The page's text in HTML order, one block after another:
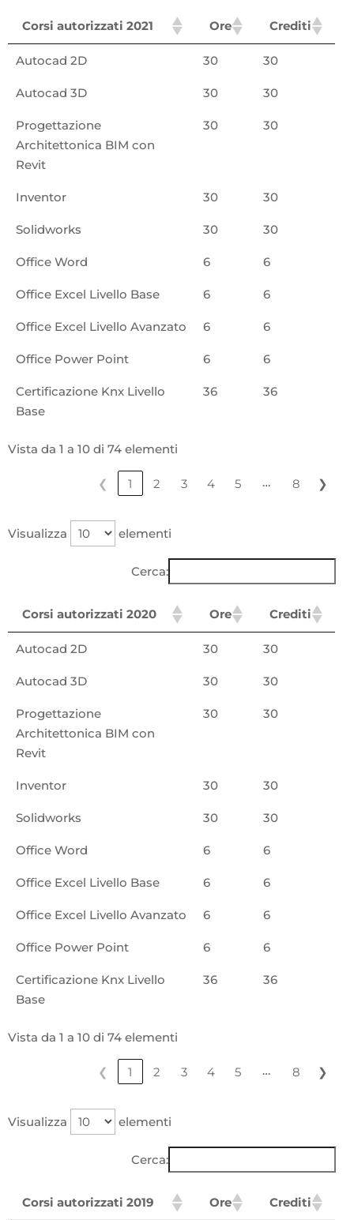
Corsi autorizzati 2021 Ore Crediti
Autocad 2D 30 30
Autocad 3D 30 30
Progettazione
Architettonica BIM con
Revit
30 30
Inventor 30 30
Solidworks 30 30
Office Word 6 6
Office Excel Livello Base 6 6
Office Excel Livello Avanzato 6 6
Office Power Point 6 6
Certificazione Knx Livello
Base
36 36
Vista da 1 a 10 di 74 elementi
❮ 1 2 3 4 5 … 8 ❯
Visualizza elementi
Cerca:
Corsi autorizzati 2020 Ore Crediti
Autocad 2D 30 30
Autocad 3D 30 30
Progettazione
Architettonica BIM con
Revit
30 30
Inventor 30 30
Solidworks 30 30
Office Word 6 6
Office Excel Livello Base 6 6
Office Excel Livello Avanzato 6 6
Office Power Point 6 6
Certificazione Knx Livello
Base
36 36
Vista da 1 a 10 di 74 elementi
❮ 1 2 3 4 5 … 8 ❯
Visualizza elementi
Cerca:
Corsi autorizzati 2019 Ore Crediti